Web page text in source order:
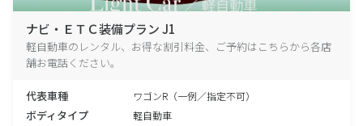
ナビ・ＥＴＣ装備プラン J1
軽自動車のレンタル、お得な割引料金、ご予約はこちらから各店
舗お電話ください。
代表車種 ワゴンR（一例／指定不可）
ボディタイプ 軽自動車